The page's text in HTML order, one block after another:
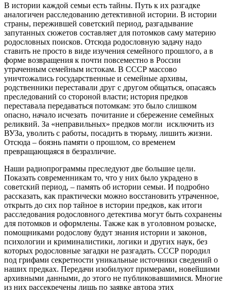
В истории каждой семьи есть тайны. Путь к их разгадке
аналогичен расследованию детективной истории. В истории
страны, пережившей советский период, разгадывание
запутанных сюжетов составляет для потомков саму материю
родословных поисков. Отсюда родословную задачу надо
ставить не просто в виде изучения семейного прошлого, а в
форме возвращения к почти повсеместно в России
утраченным семейным истокам. В СССР массово
уничтожались государственные и семейные архивы,
родственники переставали друг с другом общаться, опасаясь
преследований со стороной власти; история предков
переставала передаваться потомкам: это было слишком
опасно, начало исчезать почитание и сбережение семейных
реликвий. За «неправильных» предков могли исключить из
ВУЗа, уволить с работы, посадить в тюрьму, лишить жизни.
Отсюда – боязнь памяти о прошлом, со временем
превращающаяся в безразличие.
Наши радиопрограммы преследуют две большие цели.
Показать современникам то, что у них было украдено в
советский период, – память об истории семьи. И подробно
рассказать, как практически можно восстановить утраченное,
открыть до сих пор тайное в истории предков, как итоги
расследования родословного детектива могут быть сохранены
для потомков и оформлены. Также как в уголовном розыске,
помощниками родослову будут знания истории и законов,
психологии и криминалистики, логики и других наук, без
которых родословные загадки не разгадать. СССР породил
под грифами секретности уникальные источники сведений о
наших предках. Передачи изобилуют примерами, новейшими
архивными данными, до этого не публиковавшимися. Многие
из них рассекречены лишь по заявке автора этих